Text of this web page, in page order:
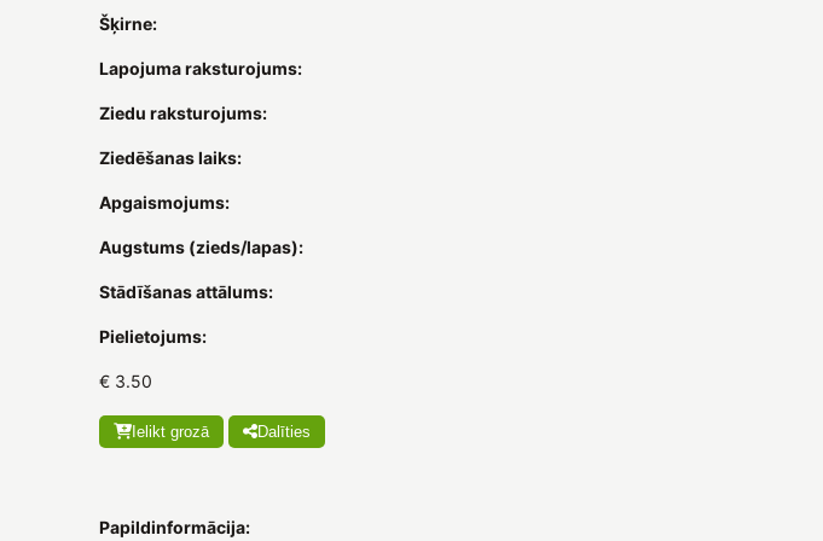
Šķirne:
Lapojuma raksturojums:
Ziedu raksturojums:
Ziedēšanas laiks:
Apgaismojums:
Augstums (zieds/lapas):
Stādīšanas attālums:
Pielietojums:
€ 3.50
Ielikt grozā Dalīties
Papildinformācija: